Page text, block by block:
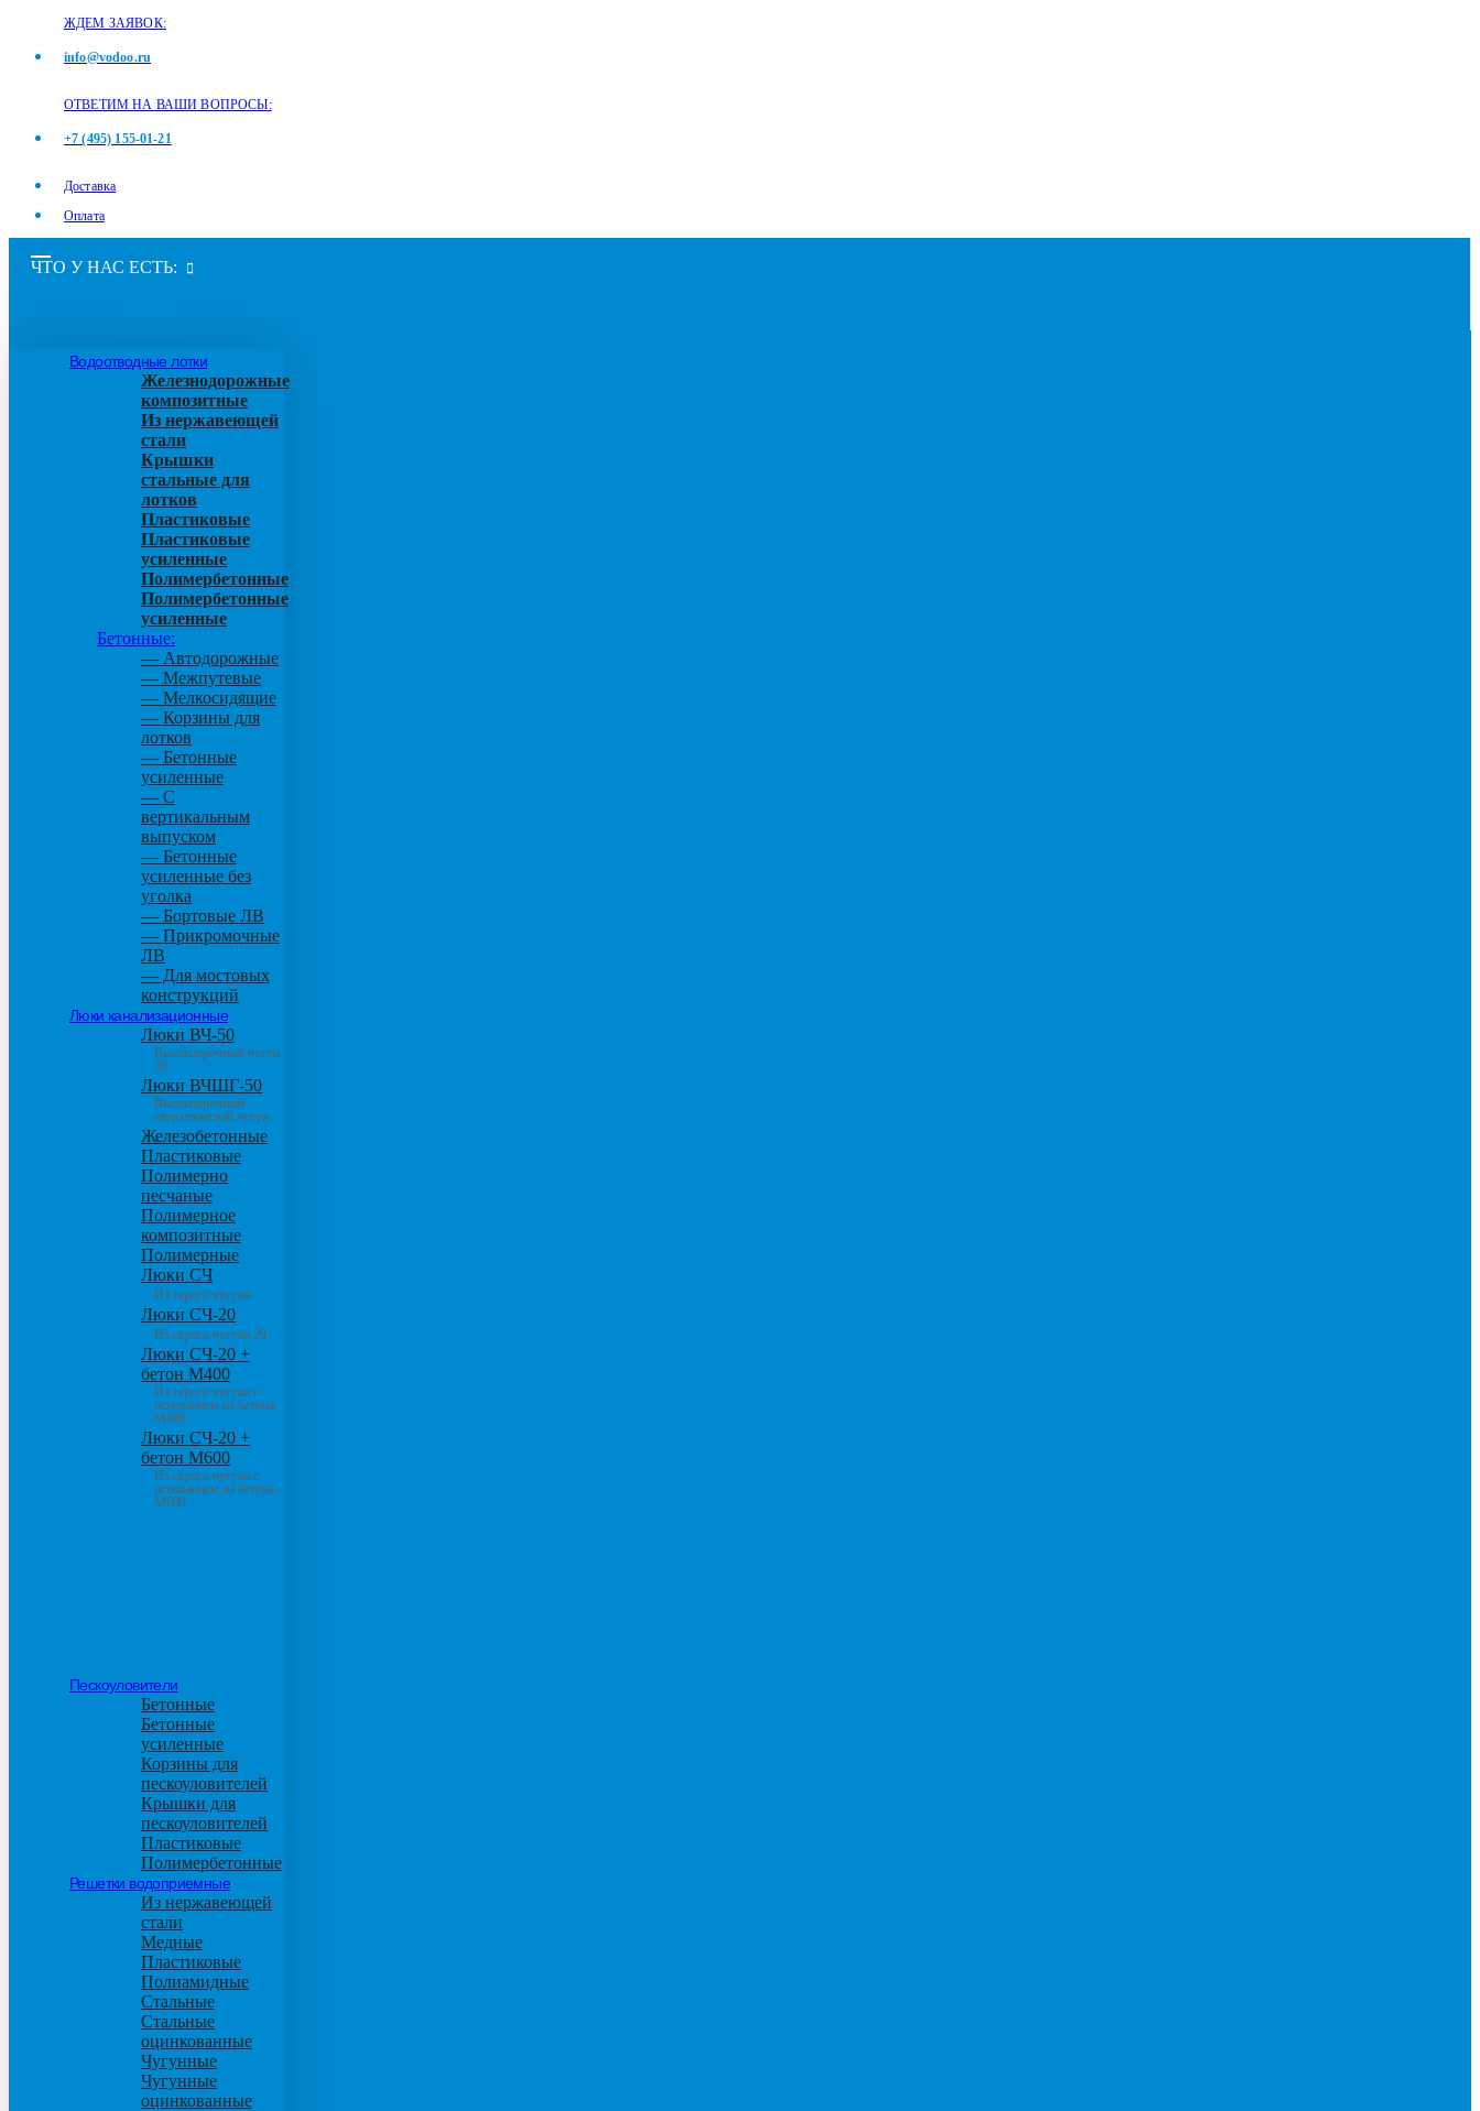
ЖДЕМ ЗАЯВОК:
info@vodoo.ru
ОТВЕТИМ НА ВАШИ ВОПРОСЫ:
+7 (495) 155-01-21
Доставка
Оплата
ЧТО У НАС ЕСТЬ:
Водоотводные лотки
Железнодорожные
композитные
Из нержавеющей
стали
Крышки
стальные для
лотков
Пластиковые
Пластиковые
усиленные
Полимербетонные
Полимербетонные
усиленные
Бетонные:
— Автодорожные
— Межпутевые
— Мелкосидящие
— Корзины для
лотков
— Бетонные
усиленные
— С
вертикальным
выпуском
— Бетонные
усиленные без
уголка
— Бортовые ЛВ
— Прикромочные
ЛВ
— Для мостовых
конструкций
Люки канализационные
Люки ВЧ-50
Высокопрочный чугун
50
Люки ВЧШГ-50
Высокопрочный
сверхтяжелый чугун
Железобетонные
Пластиковые
Полимерно
песчаные
Полимерное
композитные
Полимерные
Люки СЧ
Из серого чугуна
Люки СЧ-20
Из серого чугуна 20
Люки СЧ-20 +
бетон М400
Из серого чугуна с
основанием из бетона
М400
Люки СЧ-20 +
бетон М600
Из серого чугуна с
основанием из бетона
М600
Пескоуловители
Бетонные
Бетонные
усиленные
Корзины для
пескоуловителей
Крышки для
пескоуловителей
Пластиковые
Полимербетонные
Решетки водоприемные
Из нержавеющей
стали
Медные
Пластиковые
Полиамидные
Стальные
Стальные
оцинкованные
Чугунные
Чугунные
оцинкованные